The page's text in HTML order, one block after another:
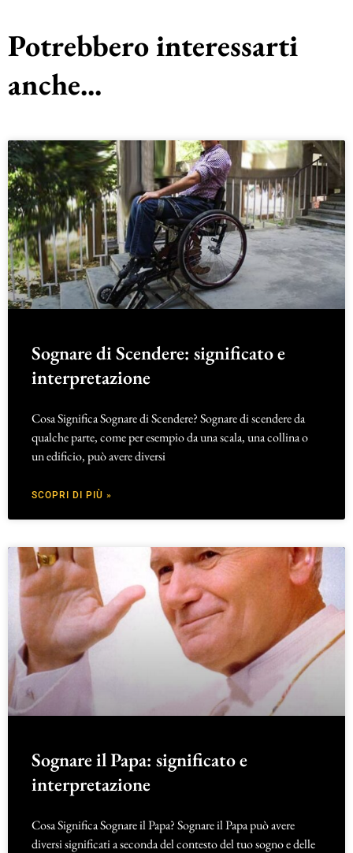
Potrebbero interessarti
anche...
Sognare di Scendere: significato e
interpretazione
Cosa Significa Sognare di Scendere? Sognare di scendere da
qualche parte, come per esempio da una scala, una collina o
un edificio, può avere diversi
SCOPRI DI PIÙ »
Sognare il Papa: significato e
interpretazione
Cosa Significa Sognare il Papa? Sognare il Papa può avere
diversi significati a seconda del contesto del tuo sogno e delle